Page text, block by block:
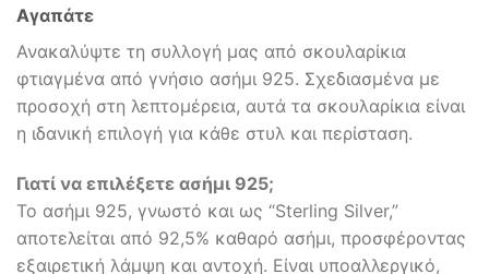
Αγαπάτε
Ανακαλύψτε τη συλλογή μας από σκουλαρίκια
φτιαγμένα από γνήσιο ασήμι 925. Σχεδιασμένα με
προσοχή στη λεπτομέρεια, αυτά τα σκουλαρίκια είναι
η ιδανική επιλογή για κάθε στυλ και περίσταση.
Γιατί να επιλέξετε ασήμι 925;
Το ασήμι 925, γνωστό και ως “Sterling Silver,”
αποτελείται από 92,5% καθαρό ασήμι, προσφέροντας
εξαιρετική λάμψη και αντοχή. Είναι υποαλλεργικό,